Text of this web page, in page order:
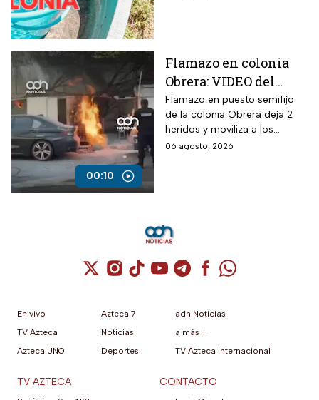
00:10
Flamazo en colonia
Obrera: VIDEO del
siniestro en puesto
semifijo que dejó
heridos
Flamazo en puesto semifijo
de la colonia Obrera deja 2
heridos y moviliza a los
servicios de emergencia en
06 agosto, 2026
Cuenta de X / Twitter (se abre en una
Cuenta de Instagram (se abre en una
Cuenta de TikTok (se abre en
Cuenta de YouTube (se abre
Cuenta de Telegram (se
Cuenta de
Cuenta de
En vivo
TV Azteca
Azteca UNO
Azteca 7
Noticias
Deportes
adn Noticias
a más +
TV Azteca Internacional
TV AZTECA CONTACTO